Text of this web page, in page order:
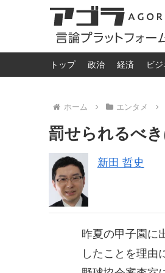
トップ 政治 経済 ビジ
ホーム エンタメ
罰せられるべ
新田 哲史
昨夏の甲子園に
したことを理由